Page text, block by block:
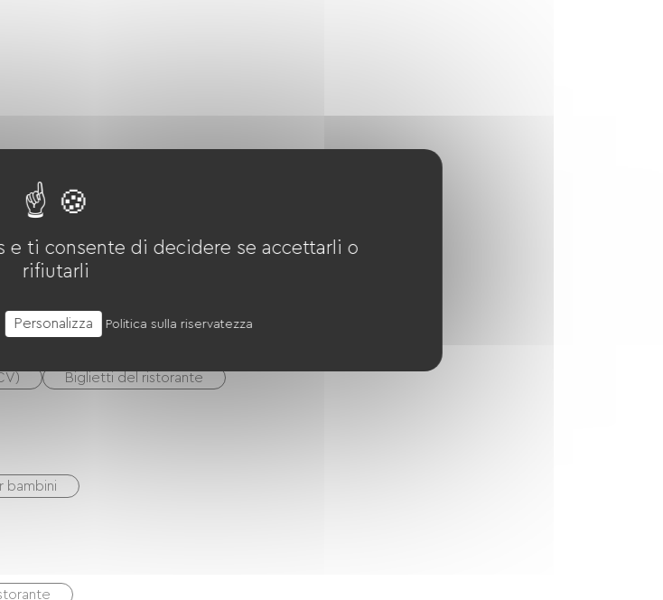
golf
Biglietti del ristorante
bambini
e ti consente di decidere se accettarli o
rifiutarli
Personalizza Politica sulla riservatezza